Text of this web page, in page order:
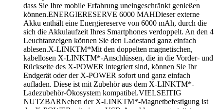
dass Sie Ihre mobile Erfahrung uneingeschränkt genießen
können.ENERGIERESERVE 6000 MAHDieser externe
Akku enthält eine Energiereserve von 6000 mAh, durch die
sich die Akkulaufzeit Ihres Smartphones verdoppelt. An den 4
Leuchtanzeigen können Sie den Ladestand ganz einfach
ablesen.X-LINKTM*Mit den doppelten magnetischen,
kabellosen X-LINKTM*-Anschlüssen, die in die Vorder- und
Rückseite des X-POWER integriert sind, können Sie Ihr
Endgerät oder der X-POWER sofort und ganz einfach
aufladen. Diese ist mit Zubehör aus dem X-LINKTM*-
Ladezubehör-Ökosystem kompatibel.VIELSEITIG
NUTZBARNeben der X-LINKTM*-Magnetbefestigung ist